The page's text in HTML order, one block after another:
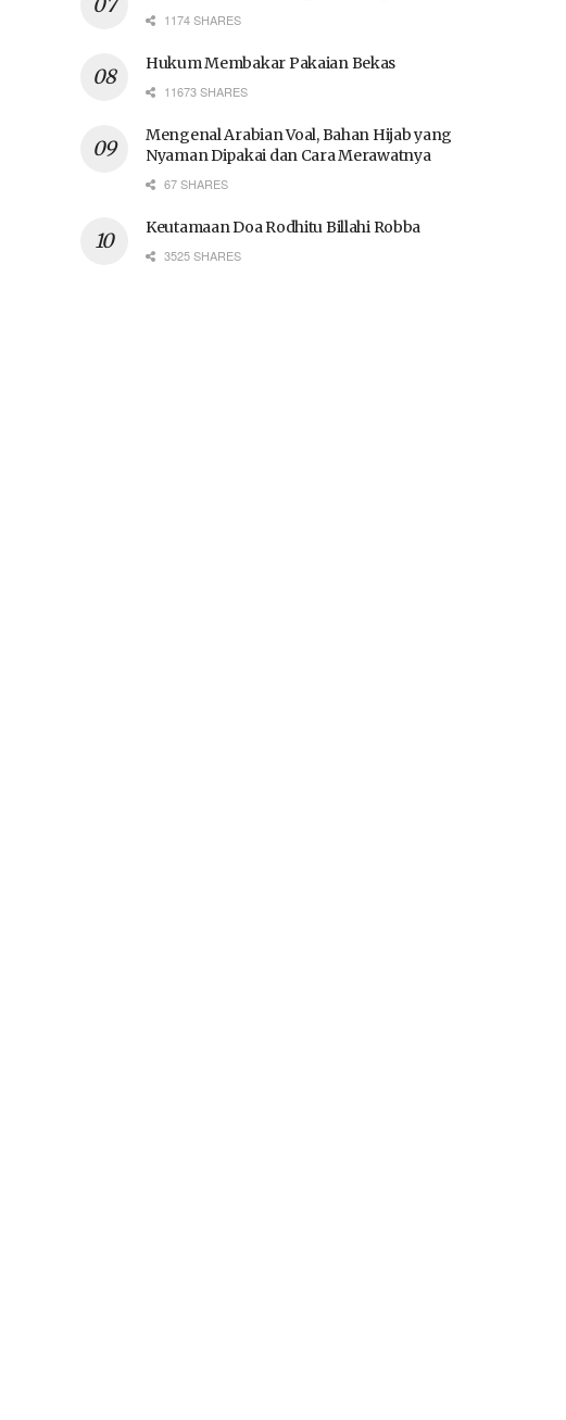
1174 SHARES
Hukum Membakar Pakaian Bekas
11673 SHARES
Mengenal Arabian Voal, Bahan Hijab yang
Nyaman Dipakai dan Cara Merawatnya
67 SHARES
Keutamaan Doa Rodhitu Billahi Robba
3525 SHARES